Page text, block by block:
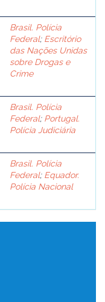
Brasil. Polícia
Federal; Escritório
das Nações Unidas
sobre Drogas e
Crime
Brasil. Polícia
Federal; Portugal.
Polícia Judiciária
Brasil. Polícia
Federal; Equador.
Polícia Nacional